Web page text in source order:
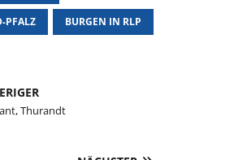
PFALZ BURGEN IN RLP
Thurandt